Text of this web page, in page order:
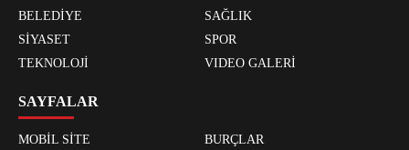
BELEDİYE
SAĞLIK
SİYASET
SPOR
TEKNOLOJİ
VIDEO GALERİ
SAYFALAR
MOBİL SİTE
BURÇLAR